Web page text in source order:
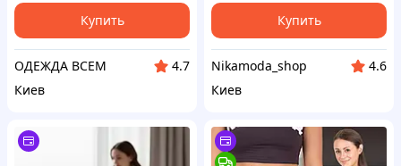
Купить
ОДЕЖДА ВСЕМ
4.7
Киев
Купить
Nikamoda_shop
4.6
Киев